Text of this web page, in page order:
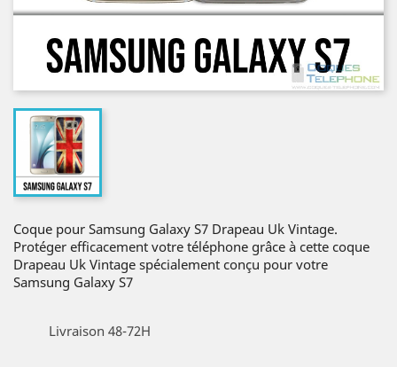
Coque pour Samsung Galaxy S7 Drapeau Uk Vintage.
Protéger efficacement votre téléphone grâce à cette coque
Drapeau Uk Vintage spécialement conçu pour votre
Samsung Galaxy S7
Livraison 48-72H